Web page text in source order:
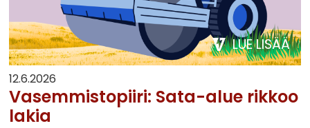
LUE LISÄÄ
12.6.2026
Vasemmistopiiri: Sata-alue rikkoo
lakia